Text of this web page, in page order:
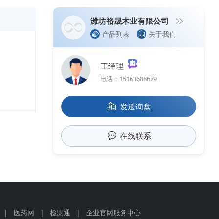
潍坊裕晟木业有限公司
产品列表 关于我们
王经理
电话：15163688679
发送询盘
在线联系
| 医药网 | 检测通 | 企业官网服务中心